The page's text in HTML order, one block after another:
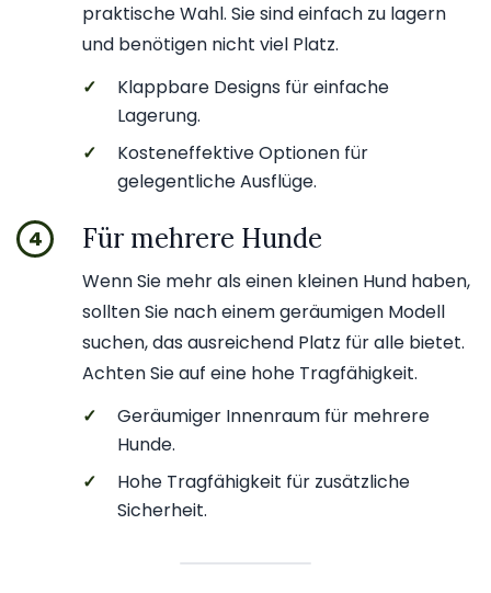
praktische Wahl. Sie sind einfach zu lagern
und benötigen nicht viel Platz.
✓
Klappbare Designs für einfache
Lagerung.
✓
Kosteneffektive Optionen für
gelegentliche Ausflüge.
4 Für mehrere Hunde
Wenn Sie mehr als einen kleinen Hund haben,
sollten Sie nach einem geräumigen Modell
suchen, das ausreichend Platz für alle bietet.
Achten Sie auf eine hohe Tragfähigkeit.
✓
Geräumiger Innenraum für mehrere
Hunde.
✓
Hohe Tragfähigkeit für zusätzliche
Sicherheit.